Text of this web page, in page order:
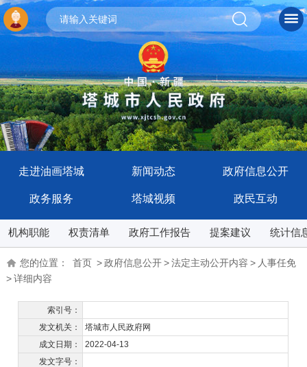
走进油画塔城 新闻动态 政府信息公开
政务服务 塔城视频 政民互动
机构职能 权责清单 政府工作报告 提案建议 统计信
您的位置： 首页 >政府信息公开>法定主动公开内容 > 人事任免
>详细内容
索引号：
发文机关：
塔城市人民政府网
成文日期：
2022-04-13
发文字号：